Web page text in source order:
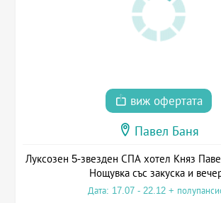
виж офертата
Павел Баня
Луксозен 5-звезден СПА хотел Княз
Нощувка със закуска и
Дата: 17.07 - 22.12 +